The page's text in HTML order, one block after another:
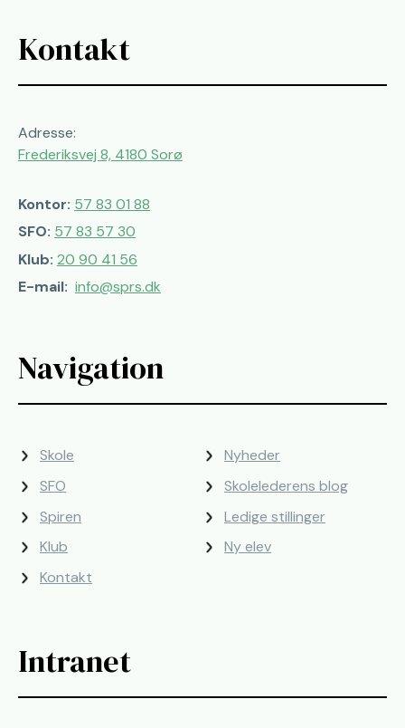
Kontakt
Adresse:
Frederiksvej 8, 4180 Sorø
Kontor: 57 83 01 88
SFO: 57 83 57 30
Klub: 20 90 41 56
E-mail: info@sprs.dk
Navigation
Skole
Nyheder
SFO
Skolelederens blog
Spiren
Ledige stillinger
Klub
Ny elev
Kontakt
Intranet